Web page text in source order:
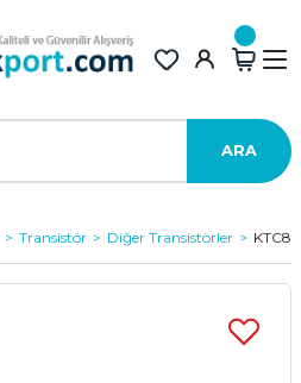
ARA
Transistör Diğer Transistörler